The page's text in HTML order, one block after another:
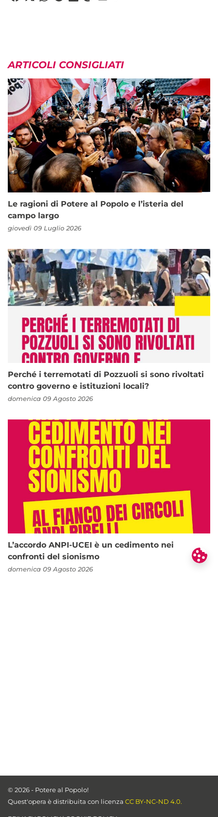
ARTICOLI CONSIGLIATI
Le ragioni di Potere al Popolo e l’isteria del
campo largo
giovedì 09 Luglio 2026
Perché i terremotati di Pozzuoli si sono rivoltati
contro governo e istituzioni locali?
domenica 09 Agosto 2026
L’accordo ANPI-UCEI è un cedimento nei
confronti del sionismo
domenica 09 Agosto 2026
© 2026 - Potere al Popolo!
Quest'opera è distribuita con licenza CC BY-NC-ND 4.0.